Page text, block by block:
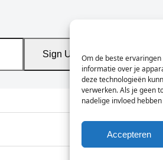
Om de beste
informatie over je
deze technologieën
verwerken. Als je geen
nadelige invloed
Accepteren
Sign Up